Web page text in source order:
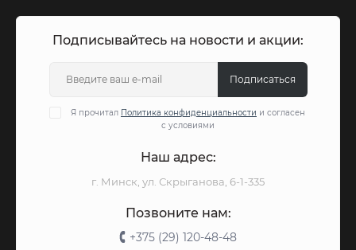
Подписывайтесь на новости и акции:
Подписаться
Я прочитал Политика конфиденциальности и согласен
с условиями
Наш адрес:
г. Минск, ул. Скрыганова, 6-1-335
Позвоните нам:
+375 (29) 120-48-48